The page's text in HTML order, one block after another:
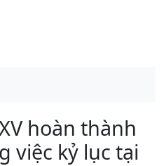
hoàn thành
việc kỷ lục tại